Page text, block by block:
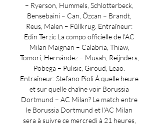
– Ryerson, Hummels, Schlotterbeck,
Bensebaini – Can, Özcan – Brandt,
Reus, Malen – Füllkrug. Entraîneur:
Edin Terzic La compo officielle de l'AC
Milan Maignan – Calabria, Thiaw,
Tomori, Hernández – Musah, Reijnders,
Pobega – Pulisic, Giroud, Leão.
Entraîneur: Stefano Pioli À quelle heure
et sur quelle chaîne voir Borussia
Dortmund – AC Milan? Le match entre
le Borussia Dortmund et l'AC Milan
sera à suivre ce mercredi à 21 heures,